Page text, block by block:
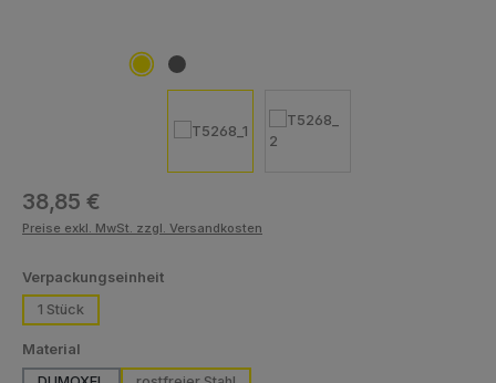
Regulärer Preis:
38,85 €
Preise exkl. MwSt. zzgl. Versandkosten
Verpackungseinheitauswählen
1 Stück
Material